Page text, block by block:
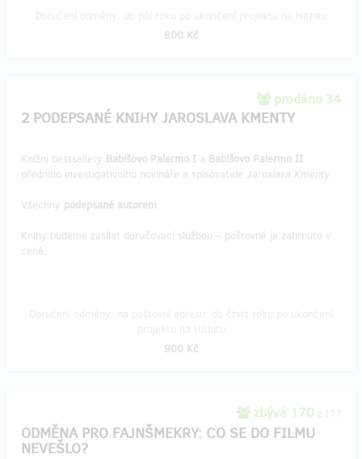
800 Kč
prodáno 34
2 PODEPSANÉ KNIHY JAROSLAVA KMENTY
Knižní bestsellery Babišovo Palermo I a Babišovo Palermo II
předního investigativního novináře a spisovatele Jaroslava Kmenty.
Všechny podepsané autorem.
Knihy budeme zasílat doručovací službou – poštovné je zahrnuto v
ceně.
900 Kč
zbývá 170 z 177
ODMĚNA PRO FAJNŠMEKRY: CO SE DO FILMU
NEVEŠLO?